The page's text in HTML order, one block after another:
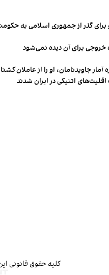
برای گذر از جمهوری اسلامی به
خروجی برای آن دیده نمی‌شود
جاویدنامان، او را از عاملان
اتنیکی در ایران شدند
کلیه حقوق قانونی